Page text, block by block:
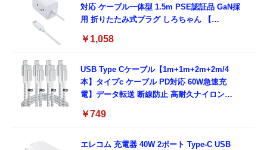
対応 ケーブル一体型 1.5m PSE認証品 GaN採
用 折りたたみ式プラグ しろちゃん 【
￥1,058
USB Type Cケーブル【1m+1m+2m+2m/4
本】タイプc ケーブル PD対応 60W急速充
電】データ転送 断線防止 高耐久ナイロン
MacBook、iPad Pro/Air、Galaxy、Sony、
￥749
エレコム 充電器 40W 2ポート Type-C USB